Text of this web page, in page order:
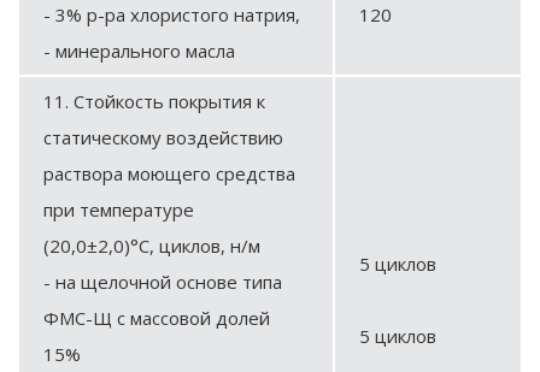
- 3% р-ра хлористого натрия,
- минерального масла
120
11. Стойкость покрытия к
статическому воздействию
раствора моющего средства
при температуре
(20,0±2,0)°С, циклов, н/м
- на щелочной основе типа
ФМС-Щ с массовой долей
15%
5 циклов
5 циклов